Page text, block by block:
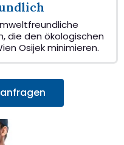
die den ökologischen
Osijek minimieren.